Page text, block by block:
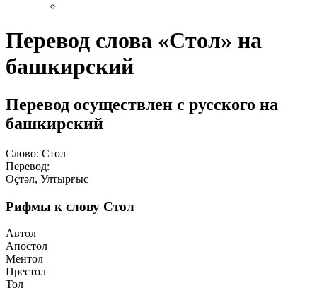
Перевод слова «Стол» на
башкирский
Перевод осуществлен с русского на
башкирский
Слово: Стол
Перевод:
Өҫтәл, Ултырғыс
Рифмы к слову Стол
Автол
Апостол
Ментол
Престол
Тол